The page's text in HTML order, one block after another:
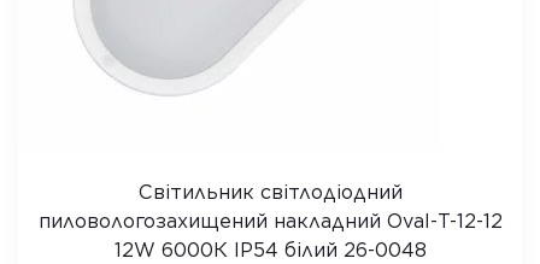
Світильник світлодіодний
пиловологозахищений накладний Oval-Т-12-12
12W 6000К IP54 білий 26-0048